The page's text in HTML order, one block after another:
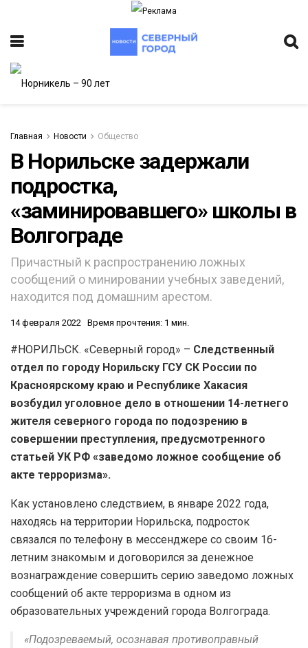
Главная Новости Общество
В Норильске задержали
подростка,
«заминировавшего» школы в
Волгограде
Причастный к распространению ложных
сообщений о минировании учебных заведений,
находится под домашним арестом.
14 февраля 2022 Время прочтения: 1 мин.
#НОРИЛЬСК. «Северный город» – Следственный
отдел по городу Норильску ГСУ СК России по
Красноярскому краю и Республике Хакасия
возбудил уголовное дело в отношении 14-летнего
жителя северного города по подозрению в
совершении преступления, предусмотренного
статьей УК РФ «заведомо ложное сообщение об
акте терроризма».
Как установлено следствием, в январе 2022 года,
находясь на территории Норильска, подросток
связался по телефону в мессенджере со своим 16-
летним знакомым и договорился за денежное
вознаграждение совершить серию заведомо ложных
сообщений об акте терроризма в одном из
образовательных учреждений города Волгограда.
«Подозреваемый, осознавая противоправный